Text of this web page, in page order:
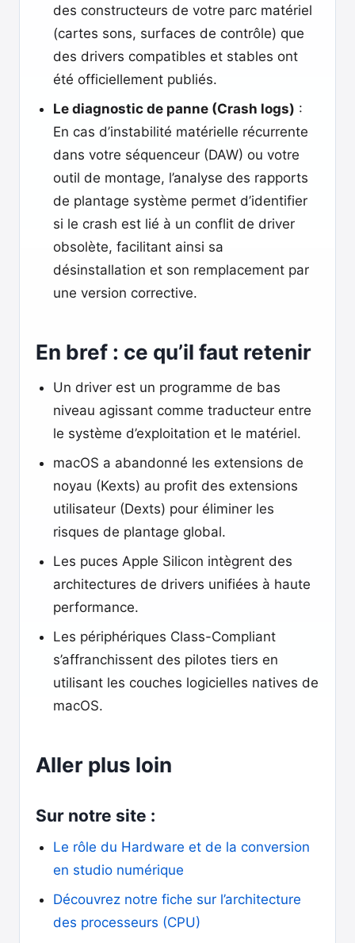
des constructeurs de votre parc matériel
(cartes sons, surfaces de contrôle) que
des drivers compatibles et stables ont
été officiellement publiés.
Le diagnostic de panne (Crash logs) :
En cas d’instabilité matérielle récurrente
dans votre séquenceur (DAW) ou votre
outil de montage, l’analyse des rapports
de plantage système permet d’identifier
si le crash est lié à un conflit de driver
obsolète, facilitant ainsi sa
désinstallation et son remplacement par
une version corrective.
En bref : ce qu’il faut retenir
Un driver est un programme de bas
niveau agissant comme traducteur entre
le système d’exploitation et le matériel.
macOS a abandonné les extensions de
noyau (Kexts) au profit des extensions
utilisateur (Dexts) pour éliminer les
risques de plantage global.
Les puces Apple Silicon intègrent des
architectures de drivers unifiées à haute
performance.
Les périphériques Class-Compliant
s’affranchissent des pilotes tiers en
utilisant les couches logicielles natives de
macOS.
Aller plus loin
Sur notre site :
Le rôle du Hardware et de la conversion
en studio numérique
Découvrez notre fiche sur l’architecture
des processeurs (CPU)